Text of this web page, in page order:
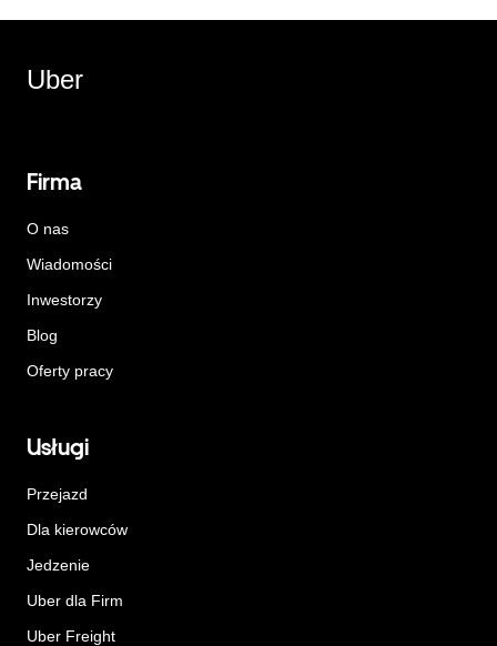
Uber
Firma
O nas
Wiadomości
Inwestorzy
Blog
Oferty pracy
Usługi
Przejazd
Dla kierowców
Jedzenie
Uber dla Firm
Uber Freight